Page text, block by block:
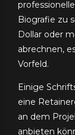
Biografie zu
Dollar oder
abrechnen,
Vorfeld.
Einige
eine
an dem
anbieten